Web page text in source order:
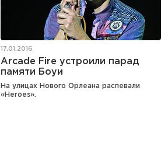
17.01.2016
Arcade Fire устроили парад
памяти Боуи
На улицах Нового Орлеана распевали
«Heroes».